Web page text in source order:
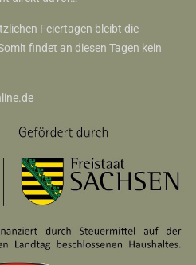
Feiertagen bleibt die
findet an diesen Tagen kein